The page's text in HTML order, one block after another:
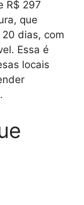
R$ 297
que
dias, com
Essa é
locais